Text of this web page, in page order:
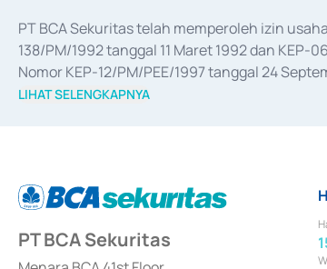
PT BCA Sekuritas telah memperoleh izin
138/PM/1992 tanggal 11 Maret 1992 dan
Nomor KEP-12/PM/PEE/1997 tanggal 24
merger, akuisisi, divestasi, dan
LIHAT SELENGKAPNYA
PT BCA Sekuritas